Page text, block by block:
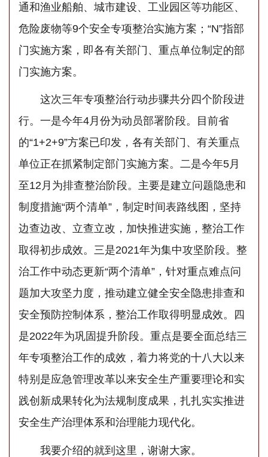
通和渔业船舶、城市建设、工业园区等功能区、
危险废物等9个安全专项整治实施方案；“N”指部
门实施方案，即各有关部门、重点单位制定的部
门实施方案。
这次三年专项整治行动步骤共分四个阶段进
行。一是今年4月份为动员部署阶段。目前省
的“1+2+9”方案已印发，各有关部门、有关重点
单位正在抓紧制定部门实施方案。二是今年5月
至12月为排查整治阶段。主要是建立问题隐患和
制度措施“两个清单”，制定时间表路线图，坚持
边查边改、立查立改，加快推进实施，整治工作
取得初步成效。三是2021年为集中攻坚阶段。整
治工作中动态更新“两个清单”，针对重点难点问
题加大攻坚力度，推动建立健全安全隐患排查和
安全预防控制体系，整治工作取得明显成效。四
是2022年为巩固提升阶段。重点是要全面总结三
年专项整治工作的成效，着力将党的十八大以来
特别是应急管理改革以来安全生产重要理论和实
践创新成果转化为法规制度成果，扎扎实实推进
安全生产治理体系和治理能力现代化。
我要介绍的就到这里，谢谢大家。